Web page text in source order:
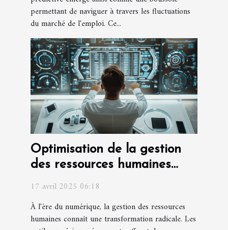
permettant de naviguer à travers les fluctuations
du marché de l'emploi. Ce...
Optimisation de la gestion
des ressources humaines
17 avril 2025 06:18
À l'ère du numérique, la gestion des ressources
humaines connaît une transformation radicale. Les